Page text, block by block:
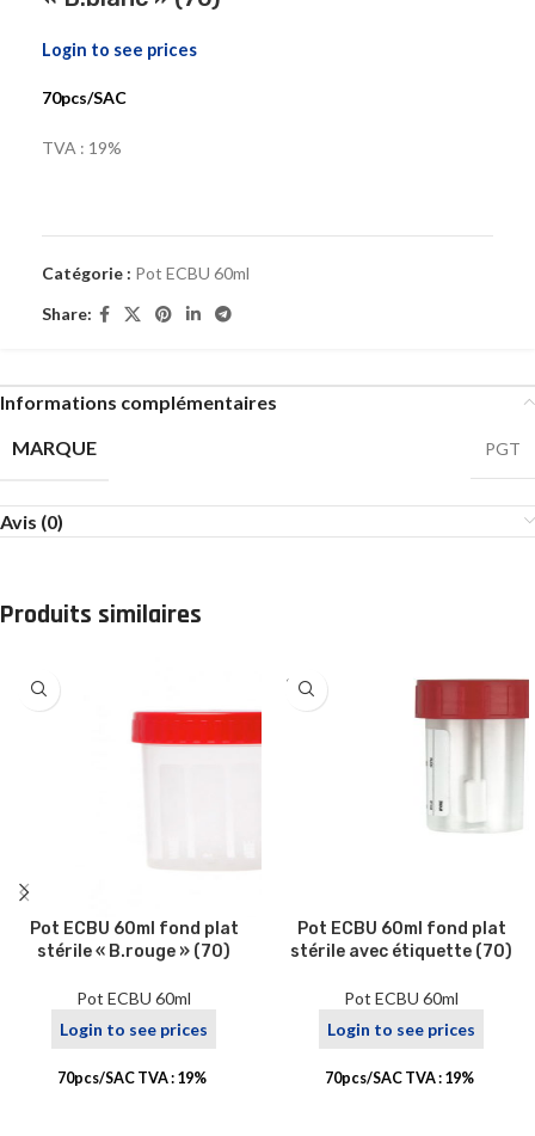
Login to see prices
70pcs/SAC
TVA : 19%
Catégorie : Pot ECBU 60ml
Share:
Informations complémentaires
MARQUE
PGT
Avis (0)
Produits similaires
Pot ECBU 60ml fond plat
stérile « B.rouge » (70)
Pot ECBU 60ml
Login to see prices
70pcs/SAC TVA : 19%
SOLD
OUT
Pot ECBU 60ml fond plat
stérile avec étiquette (70)
Pot ECBU 60ml
Login to see prices
70pcs/SAC TVA : 19%